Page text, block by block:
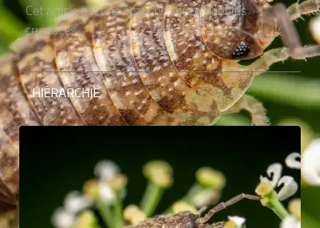
Cet article est une ébauche concernant les
crustacés.
HIÉRARCHIE